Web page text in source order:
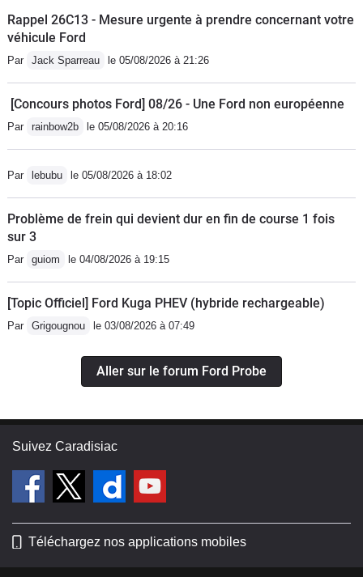
Rappel 26C13 - Mesure urgente à prendre concernant votre
véhicule Ford
Par Jack Sparreau le 05/08/2026 à 21:26
[Concours photos Ford] 08/26 - Une Ford non européenne
Par rainbow2b le 05/08/2026 à 20:16
Par lebubu le 05/08/2026 à 18:02
Problème de frein qui devient dur en fin de course 1 fois
sur 3
Par guiom le 04/08/2026 à 19:15
[Topic Officiel] Ford Kuga PHEV (hybride rechargeable)
Par Grigougnou le 03/08/2026 à 07:49
Aller sur le forum Ford Probe
Suivez Caradisiac
Téléchargez nos applications mobiles